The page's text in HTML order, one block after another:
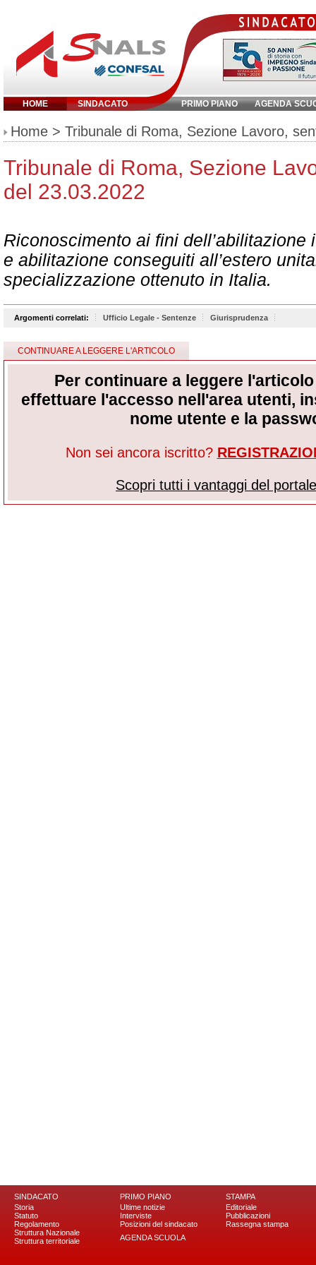
HOME SINDACATO PRIMO PIANO AGENDA
Inserisci parola chiave:
Home > Tribunale di Roma, Sezione Lavoro,
Tribunale di Roma, Sezione
del 23.03.2022
Riconoscimento ai fini dell’abilitazione
e abilitazione conseguiti all’estero
specializzazione ottenuto in Italia.
Argomenti correlati: Ufficio Legale - Sentenze Giurisprudenza
CONTINUARE A LEGGERE L'ARTICOLO
Per continuare a leggere
effettuare l'accesso nell'area utenti,
nome utente e la
Non sei ancora iscritto?
Scopri tutti i vantaggi del
SINDACATO
Storia
Statuto
Regolamento
Struttura Nazionale
Struttura territoriale
PRIMO PIANO
Ultime notizie
Interviste
Posizioni del sindacato
AGENDA SCUOLA
STAMPA
Editoriale
Pubblicazioni
Rassegna stampa